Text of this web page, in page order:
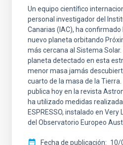
Un equipo científico
personal investigador del
Canarias (IAC), ha confirmado
nuevo planeta orbitando
más cercana al Sistema
planeta detectado en esta
menor masa jamás
cuarto de la masa de la Tierra.
publica hoy en la revista
ha utilizado medidas
ESPRESSO, instalado en Very
del Observatorio Europeo
Fecha de publicación 10/